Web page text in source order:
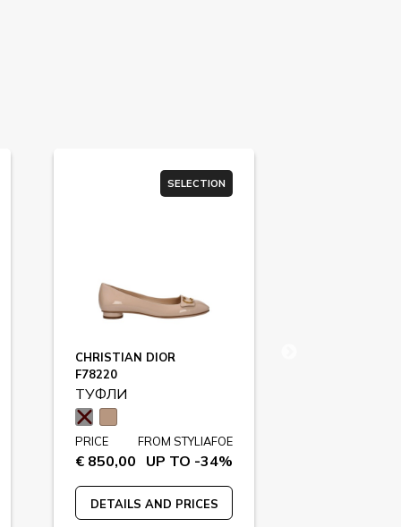
SELECTION
CHRISTIAN DIOR
F78220
ТУФЛИ
PRICE
€ 850,00
FROM STYLIAFOE
UP TO -34%
DETAILS AND PRICES